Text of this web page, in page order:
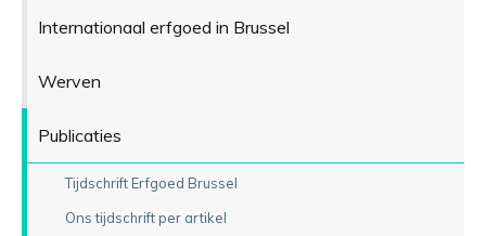
Internationaal erfgoed in Brussel
Werven
Publicaties
Tijdschrift Erfgoed Brussel
Ons tijdschrift per artikel